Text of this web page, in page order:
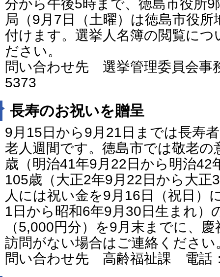
分から午後5時まで、徳島市役所
局（9月7日（土曜）は徳島市役
付けます。選挙人名簿の閲覧に
ださい。
問い合わせ先 選挙管理委員会
5373
長寿のお祝いを贈呈
9月15日から9月21日までは長寿
老人週間です。徳島市では敬老
歳（明治41年9月22日から明治42
105歳（大正2年9月22日から大正
人には祝い金を9月16日（祝日）
1日から昭和6年9月30日生まれ）
（5,000円分）を9月末までに、
訪問がない場合はご連絡ください
問い合わせ先 高齢福祉課 電話